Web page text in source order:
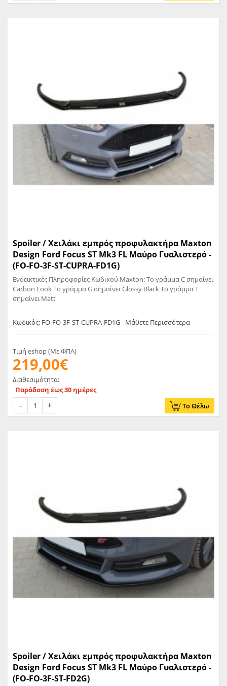
Spoiler / Χειλάκι εμπρός προφυλακτήρα Maxton
Design Ford Focus ST Mk3 FL Μαύρο Γυαλιστερό -
(FO-FO-3F-ST-CUPRA-FD1G)
Ενδεικτικές Πληροφορίες Κωδικού Maxton: Το γράμμα C σημαίνει
Carbon Look Το γράμμα G σημαίνει Glossy Black Το γράμμα T
σημαίνει Matt
Κωδικός: FO-FO-3F-ST-CUPRA-FD1G - Μάθετε Περισσότερα
Τιμή eshop (Με ΦΠΑ)
219,00€
Διαθεσιμότητα:
Παράδοση έως 30 ημέρες
Το Θέλω
Spoiler / Χειλάκι εμπρός προφυλακτήρα Maxton
Design Ford Focus ST Mk3 FL Μαύρο Γυαλιστερό -
(FO-FO-3F-ST-FD2G)